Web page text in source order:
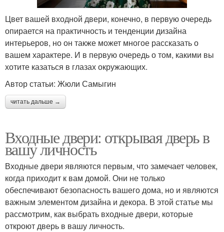
Цвет вашей входной двери, конечно, в первую очередь
опирается на практичность и тенденции дизайна
интерьеров, но он также может многое рассказать о
вашем характере. И в первую очередь о том, какими вы
хотите казаться в глазах окружающих.
Автор статьи: Жюли Самыгин
читать дальше →
Входные двери: открывая дверь в
вашу личность
Входные двери являются первым, что замечает человек,
когда приходит к вам домой. Они не только
обеспечивают безопасность вашего дома, но и являются
важным элементом дизайна и декора. В этой статье мы
рассмотрим, как выбрать входные двери, которые
откроют дверь в вашу личность.